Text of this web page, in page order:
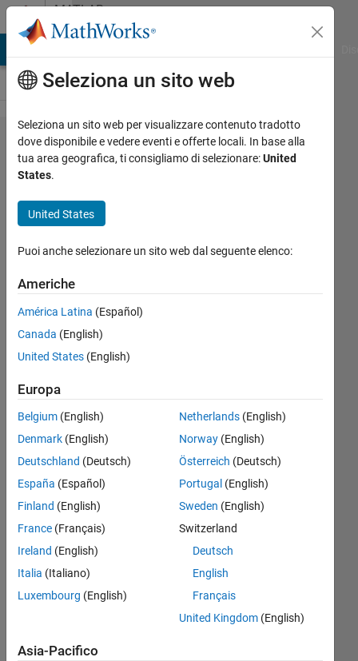
Vai al contenutoMATLAB
Answers
How to
identify
that can
converted
to float
numbers
in a cell
array?
Leon
11 Mar
2025
Risposte
Risposta
accettata
Aggiornato
11 Mar
2025
(30 giorni)
Seleziona un sito web
Seleziona un sito web per visualizzare contenuto tradotto
dove disponibile e vedere eventi e offerte locali. In base alla
tua area geografica, ti consigliamo di selezionare:United
States.
United States
Puoi anche selezionare un sito web dal seguente elenco:
Americhe
América Latina (Español)
Canada (English)
United States (English)
Europa
Belgium (English)
Denmark (English)
Deutschland (Deutsch)
España (Español)
Finland (English)
France (Français)
Ireland (English)
Italia (Italiano)
Luxembourg (English)
Netherlands(English)
Norway(English)
Österreich (Deutsch)
Portugal (English)
Sweden (English)
Switzerland
Deutsch
English
Français
United Kingdom(English)
Asia-Pacifico